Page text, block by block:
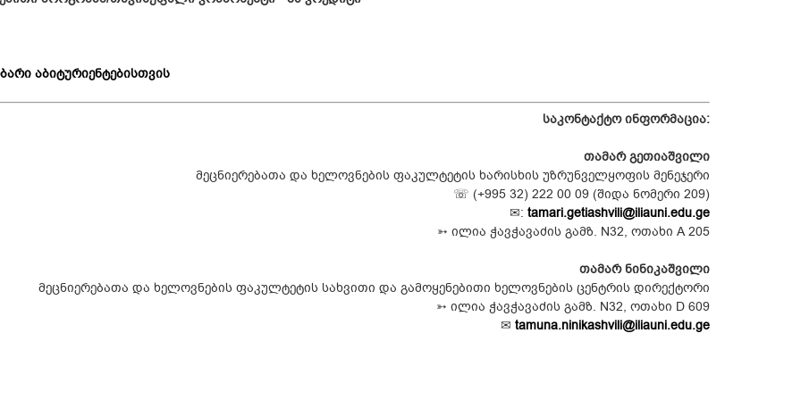
აბიტურიენტებისთვის
საკონტაქტო ინფორმაცია:
თამარ გეთიაშვილი
მეცნიერებათა და ხელოვნების ფაკულტეტის ხარისხის უზრუნველყოფის მენეჯერი
☏ (+995 32) 222 00 09 (შიდა ნომერი 209)
✉: tamari.getiashvili@iliauni.edu.ge
➳ ილია ჭავჭავაძის გამზ. N32, ოთახი A 205
თამარ ნინიკაშვილი
მეცნიერებათა და ხელოვნების ფაკულტეტის სახვითი და გამოყენებითი ხელოვნების ცენტრის დირექტორი
➳ ილია ჭავჭავაძის გამზ. N32, ოთახი D 609
✉ tamuna.ninikashvili@iliauni.edu.ge